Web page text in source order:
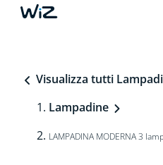
Visualizza tutti
Lampadine
LAMPADINA MODERNA 3